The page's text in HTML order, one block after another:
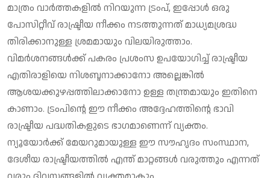
മാത്രം വാര്‍ത്തകളില്‍ നിറയുന്ന ട്രംപ്, ഇപ്പോള്‍ ഒരു
പോസിറ്റീവ് രാഷ്ട്രീയ നീക്കം നടത്തുന്നത് മാധ്യമശ്രദ്ധ
തിരിക്കാനുള്ള ശ്രമമായും വിലയിരുത്താം.
വിമര്‍ശനങ്ങള്‍ക്ക് പകരം പ്രശംസ ഉപയോഗിച്ച് രാഷ്ട്രീയ
എതിരാളിയെ നിശബ്ദനാക്കാനോ അല്ലെങ്കില്‍
ആശയക്കുഴപ്പത്തിലാക്കാനോ ഉള്ള തന്ത്രമായും ഇതിനെ
കാണാം. ട്രംപിന്റെ ഈ നീക്കം അദ്ദേഹത്തിന്റെ ഭാവി
രാഷ്ട്രീയ പദ്ധതികളുടെ ഭാഗമാണെന്ന് വ്യക്തം.
ന്യൂയോര്‍ക്ക് മേയറുമായുള്ള ഈ സൗഹൃദം സംസ്ഥാന,
ദേശീയ രാഷ്ട്രീയത്തില്‍ എന്ത് മാറ്റങ്ങള്‍ വരുത്തും എന്നത്